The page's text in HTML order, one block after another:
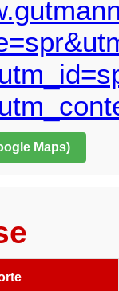
Maps)